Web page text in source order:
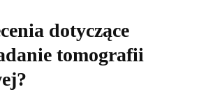
dotyczące
tomografii